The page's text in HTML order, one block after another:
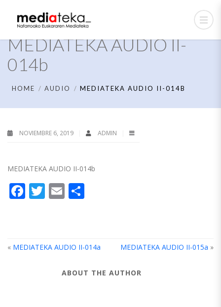
MEDIATEKA AUDIO II-
014b
HOME AUDIO MEDIATEKA AUDIO II-014B
NOVIEMBRE 6, 2019 ADMIN
MEDIATEKA AUDIO II-014b
Facebook
Twitter
Email
« MEDIATEKA AUDIO II-014a MEDIATEKA AUDIO II-015a »
ABOUT THE AUTHOR